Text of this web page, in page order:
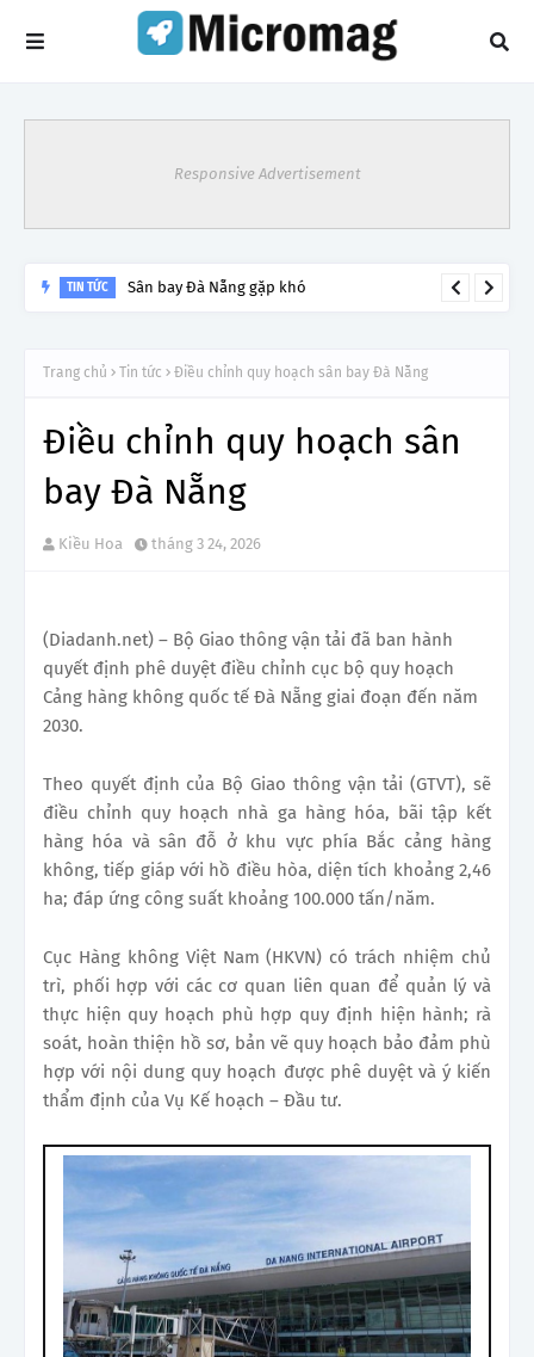
Responsive Advertisement
TIN TỨC Sân bay Đà Nẵng gặp khó
Trang chủ Tin tức Điều chỉnh quy hoạch sân bay Đà Nẵng
Điều chỉnh quy hoạch sân
bay Đà Nẵng
Kiều Hoa tháng 3 24, 2026
(Diadanh.net) – Bộ Giao thông vận tải đã ban hành
quyết định phê duyệt điều chỉnh cục bộ quy hoạch
Cảng hàng không quốc tế Đà Nẵng giai đoạn đến năm
2030.
Theo quyết định của Bộ Giao thông vận tải (GTVT), sẽ
điều chỉnh quy hoạch nhà ga hàng hóa, bãi tập kết
hàng hóa và sân đỗ ở khu vực phía Bắc cảng hàng
không, tiếp giáp với hồ điều hòa, diện tích khoảng 2,46
ha; đáp ứng công suất khoảng 100.000 tấn/năm.
Cục Hàng không Việt Nam (HKVN) có trách nhiệm chủ
trì, phối hợp với các cơ quan liên quan để quản lý và
thực hiện quy hoạch phù hợp quy định hiện hành; rà
soát, hoàn thiện hồ sơ, bản vẽ quy hoạch bảo đảm phù
hợp với nội dung quy hoạch được phê duyệt và ý kiến
thẩm định của Vụ Kế hoạch – Đầu tư.